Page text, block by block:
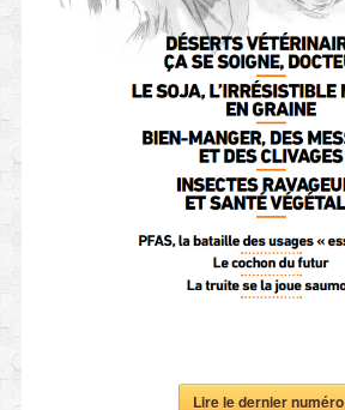
Lire le dernier numéro